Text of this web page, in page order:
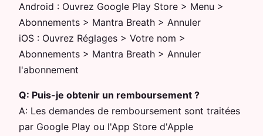
Android : Ouvrez Google Play Store > Menu >
Abonnements > Mantra Breath > Annuler
iOS : Ouvrez Réglages > Votre nom >
Abonnements > Mantra Breath > Annuler
l'abonnement
Q: Puis-je obtenir un remboursement ?
A: Les demandes de remboursement sont traitées
par Google Play ou l'App Store d'Apple